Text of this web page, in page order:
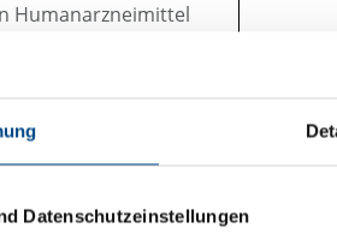
Datenschutzeinstellungen
Humanarzneimittel